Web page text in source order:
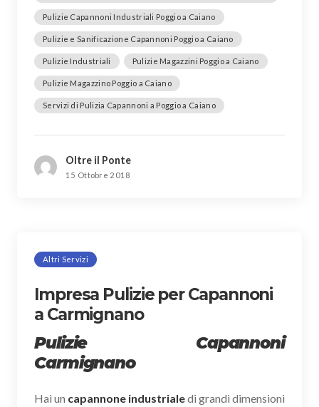
Pulizie Capannoni Industriali Poggio a Caiano
Pulizie e Sanificazione Capannoni Poggio a Caiano
Pulizie Industriali Pulizie Magazzini Poggio a Caiano
Pulizie Magazzino Poggio a Caiano
Servizi di Pulizia Capannoni a Poggio a Caiano
Oltre il Ponte
15 Ottobre 2018
Altri Servizi
Impresa Pulizie per Capannoni
a Carmignano
Pulizie Capannoni
Carmignano
Hai un capannone industrialedi grandi dimensioni